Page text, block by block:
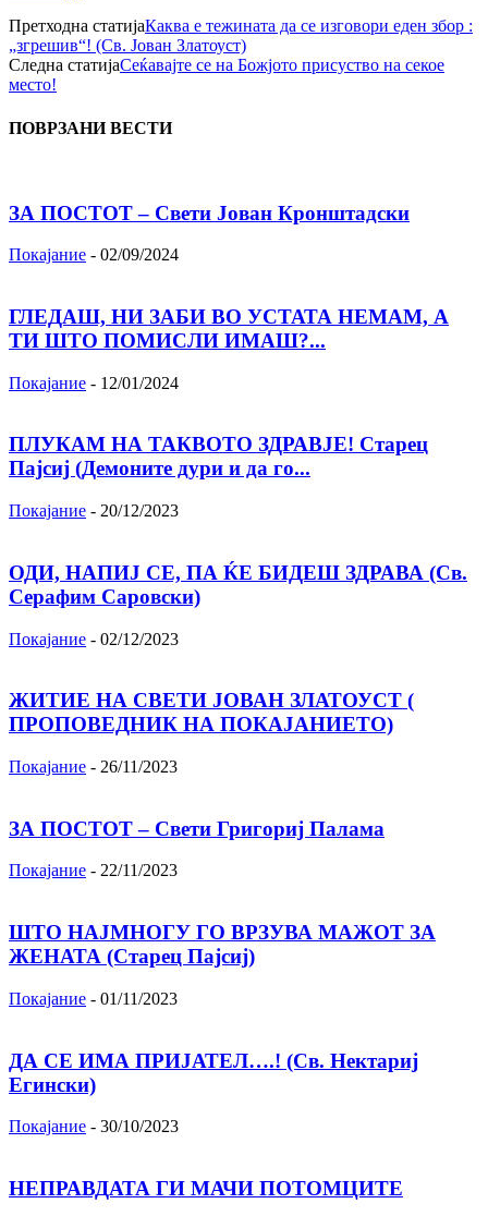
Претходна статијаКаква е тежината да се изговори еден збор :
„згрешив“! (Св. Јован Златоуст)
Следна статијаСеќавајте се на Божјото присуство на секое
место!
ПОВРЗАНИ ВЕСТИ
ЗА ПОСТОТ – Свети Јован Кронштадски
Покајание - 02/09/2024
ГЛЕДАШ, НИ ЗАБИ ВО УСТАТА НЕМАМ, А
ТИ ШТО ПОМИСЛИ ИМАШ?...
Покајание - 12/01/2024
ПЛУКАМ НА ТАКВОТО ЗДРАВЈЕ! Старец
Пајсиј (Демоните дури и да го...
Покајание - 20/12/2023
ОДИ, НАПИЈ СЕ, ПА ЌЕ БИДЕШ ЗДРАВА (Св.
Серафим Саровски)
Покајание - 02/12/2023
ЖИТИЕ НА СВЕТИ ЈОВАН ЗЛАТОУСТ (
ПРОПОВЕДНИК НА ПОКАЈАНИЕТО)
Покајание - 26/11/2023
ЗА ПОСТОТ – Свети Григориј Палама
Покајание - 22/11/2023
ШТО НАЈМНОГУ ГО ВРЗУВА МАЖОТ ЗА
ЖЕНАТА (Старец Пајсиј)
Покајание - 01/11/2023
ДА СЕ ИМА ПРИЈАТЕЛ….! (Св. Нектариј
Егински)
Покајание - 30/10/2023
НЕПРАВДАТА ГИ МАЧИ ПОТОМЦИТЕ